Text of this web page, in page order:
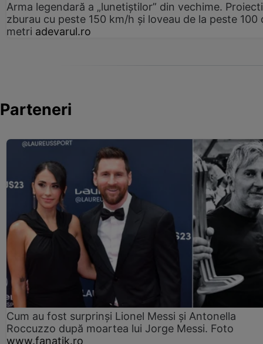
Arma legendară a „lunetiștilor” din vechime.
zburau cu peste 150 km/h și loveau de la peste 100
metri adevarul.ro
Parteneri
Cum au fost surprinși Lionel Messi și Antonella
Roccuzzo după moartea lui Jorge Messi. Foto
www.fanatik.ro